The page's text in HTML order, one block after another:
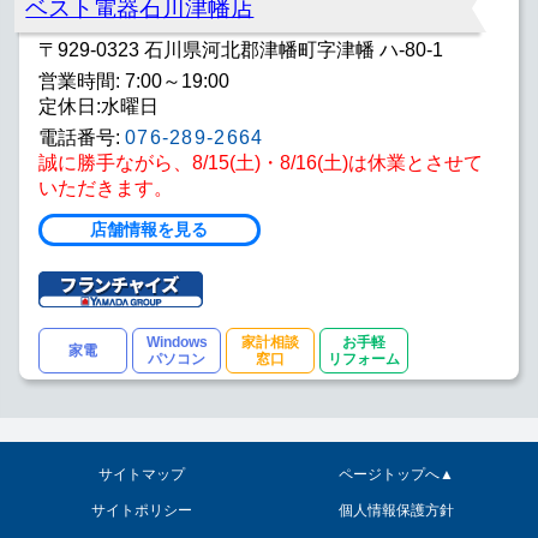
ベスト電器石川津幡店
〒929-0323 石川県河北郡津幡町字津幡 ハ-80-1
営業時間: 7:00～19:00
定休日:水曜日
電話番号: 076-289-2664
誠に勝手ながら、8/15(土)・8/16(土)は休業とさせて
いただきます。
店舗情報を見る
家電
Windows
パソコン
家計相談
窓口
お手軽
リフォーム
サイトマップ ページトップへ▲
サイトポリシー 個人情報保護方針